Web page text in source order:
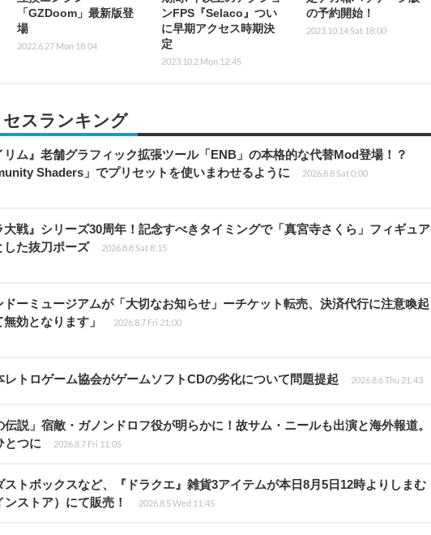
「GZDoom」最新版登
場
2022.6.27 Mon 18:04
ンFPS『Selaco』つい
に早期アクセス時期決
定
2023.10.2 Mon 12:45
の予約開始！
2023.10.14 Sat 18:00
スランキング
リム』老舗グラフィック拡張ツール「ENB」の本格的な代替Mod登場！？
Shaders」でプリセットを使いまわせるように
2026.8.8 Sat 0:00
大戦』シリーズ30周年！記念すべきタイミングで「真宮寺さくら」フィギュア
した抜刀ポーズ
2026.8.8 Sat 8:15
ドーミュージアムが「大切なお知らせ」ーチケット転売、決済代行に注意喚起
無効となります」
2026.8.7 Fri 21:00
トロゲーム協会がゲームソフトCDの劣化について問題提起 2026.8.6 Thu 21:43
説」宿敵・ガノンドロフ役が明らかに！故サム・ニールも出演と海外報道。
とつに
2026.8.7 Fri 11:05
ストボックスなど、『ドラクエ』雑貨3アイテムが本日8月5日12時よりしまむ
ストア）にて販売！
2026.8.5 Wed 11:45